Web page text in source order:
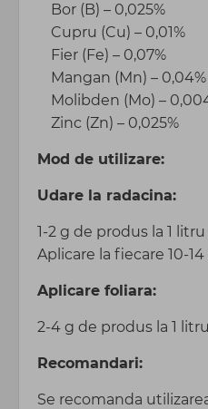
Bor (B) – 0,025%
Cupru (Cu) – 0,01%
Fier (Fe) – 0,07%
Mangan (Mn) – 0,04%
Molibden (Mo) –
Zinc (Zn) – 0,025%
Mod de utilizare:
Udare la radacina:
1-2 g de produs la 1
Aplicare la fiecare 10-14
Aplicare foliara:
2-4 g de produs la 1
Recomandari:
Se recomanda